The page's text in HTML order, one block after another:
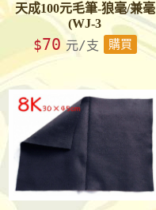
天成100元毛筆-狼毫/兼毫
(WJ-3
$70 元/支 購買